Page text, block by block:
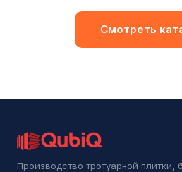
Смотреть
Производство тротуарной